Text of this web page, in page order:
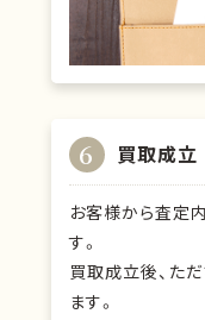
6 買取成立
お客様から査定
す。
買取成立後、た
ます。